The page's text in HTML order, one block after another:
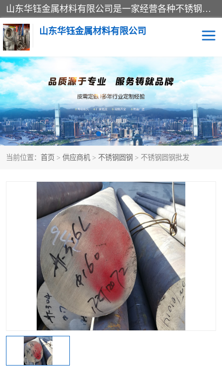
山东华钰金属材料有限公司是一家经营各种不锈钢管材、板材、圆钢、法兰、封头、型材等产品的公司；主营产品有：不锈钢管，激光切割，管件标准件，不锈钢圆钢，不锈钢人孔，不锈钢亮管，不锈钢角钢，不锈钢加工，不锈钢管子，不锈钢工业方管，不锈钢封头，不锈钢法兰，不锈钢阀门，不锈钢槽钢，不锈钢扁钢，不锈钢板等；可为客户制作各种规格的型材及不锈钢配件、非标准件及各种容器具等，能满足客户的不同采购要求。
山东华钰金属材料有限公司
当前位置： 首页 > 供应商机 > 不锈钢圆钢 > 不锈钢圆钢批发
不锈钢管 激光切割
管件标准件 不锈钢圆钢
不锈钢人孔 不锈钢亮管
不锈钢角钢 不锈钢加工
不锈钢板 不锈钢工业方管
不锈钢封头 不锈钢法兰
不锈钢阀门 不锈钢槽钢
不锈钢扁钢